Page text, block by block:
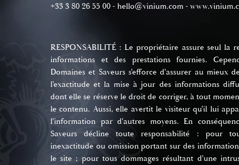
+33 3 80 26 55 00 - hello@vinium.com-
RESPONSABILITÉ : Le propriétaire assure seul la
informations et des prestations fournies.
Domaines et Saveurs s'efforce d'assurer au mieux
l'exactitude et la mise à jour des informations
dont elle se réserve le droit de corriger, à tout
le contenu. Aussi, elle avertit le visiteur qu'il lui
l'information par d'autres moyens. En
Saveurs décline toute responsabilité : pour
inexactitude ou omission portant sur des
le site ; pour tous dommages résultant d'une